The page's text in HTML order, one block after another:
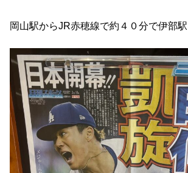
岡山駅からJR赤穂線で約４０分で伊部駅